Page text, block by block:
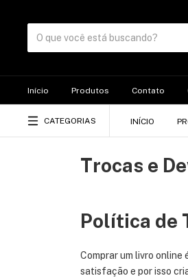
Início Produtos Contato
CATEGORIAS INÍCIO
Trocas e
Política de
Comprar um livro online
satisfação e por isso